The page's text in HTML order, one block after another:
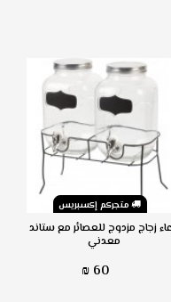
متجركم إكسبريس
زجاج مزدوج للعصائر مع ستاند
معدني
60 ₪